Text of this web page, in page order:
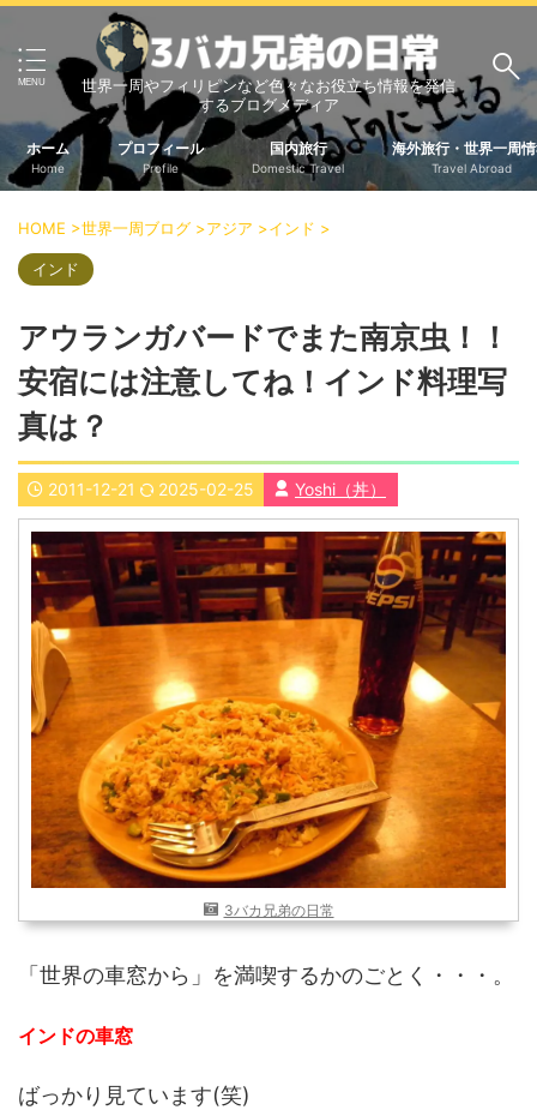
世界一周やフィリピンなど色々なお役立ち情報を発信
するブログメディア
サイト内検索
3バカ兄弟のブログ
三男：増田っちのブロ
グ
長男：Yoshiのブログ
ビジネス・ライフハック
車関係
クレジットカード
生活の知恵
中部
中国・四国
北海道・東北
関東
近畿
九州
世界一周ブログ
アフリカ
アジア
ヨーロッパ
中東
北・中南米
東南アジア
世界一周の準備
Web・ガジェット
スマホ・タブレット
PC・インターネット
ポケモンGO
AND OR
検索
ホーム
Home
プロフィール
Profile
国内旅行
Domestic Travel
海外旅行・世界一周
Travel Abroad
HOME >世界一周ブログ >アジア >インド >
インド
アウランガバードでまた南京虫！！
安宿には注意してね！インド料理写
真は？
2011-12-21 2025-02-25 Yoshi（丼）
3バカ兄弟の日常
「世界の車窓から」を満喫するかのごとく・・・。
インドの車窓
ばっかり見ています(笑)